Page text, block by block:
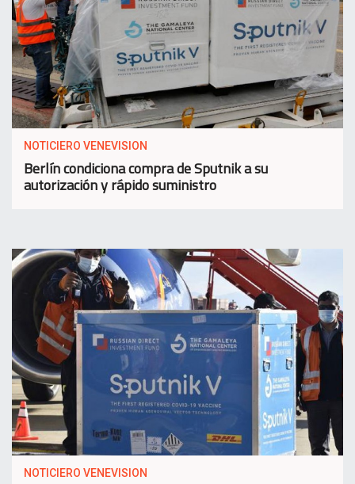
NOTICIERO VENEVISION
Berlín condiciona compra de Sputnik a su
autorización y rápido suministro
NOTICIERO VENEVISION